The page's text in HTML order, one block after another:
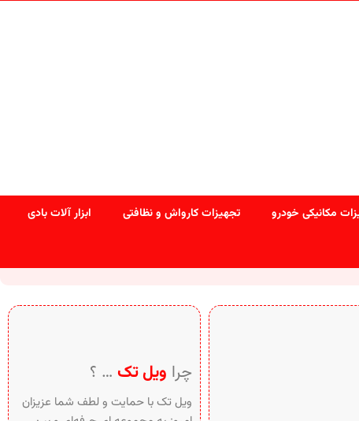
مکانیکی خودرو تجهیزات کارواش و نظافتی ابزار آلات بادی
چرا ویل تک … ؟
ویل تک با حمایت و لطف شما عزیزان